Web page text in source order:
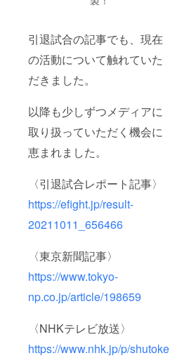
引退試合の記事でも、現在
の活動について触れていた
だきました。
以降も少しずつメディアに
取り扱っていただく機会に
恵まれました。
〈引退試合レポート記事〉
https://efight.jp/result-
20211011_656466
〈東京新聞記事〉
https://www.tokyo-
np.co.jp/article/198659
〈NHKテレビ放送〉
https://www.nhk.jp/p/shutoke